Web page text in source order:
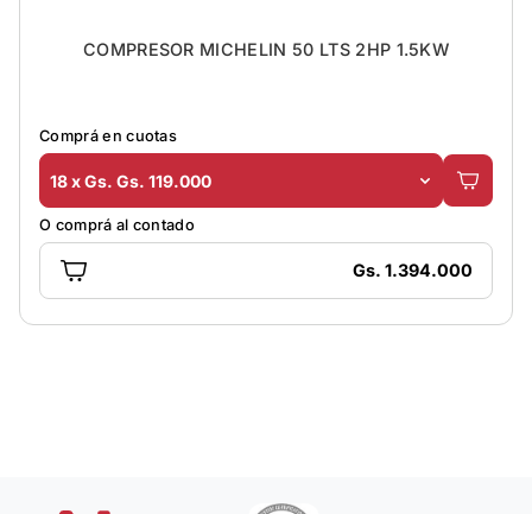
COMPRESOR MICHELIN 50 LTS 2HP 1.5KW
Comprá en cuotas
18 x Gs. Gs. 119.000
O comprá al contado
Gs. 1.394.000